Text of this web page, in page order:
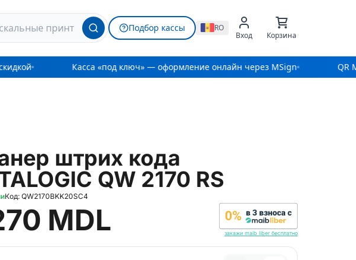
Подбор кассы RO
Вход Корзина
Касса «под ключ» — оформление онлайн через MSign QR
штрих кода
QW 2170 RS
Код: QW2170BKK20SC4
MDL закажи maib liber бесплатно